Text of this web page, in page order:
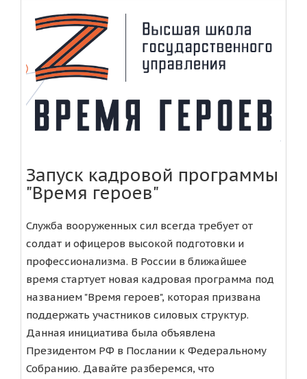
Запуск кадровой программы
"Время героев"
Служба вооруженных сил всегда требует от
солдат и офицеров высокой подготовки и
профессионализма. В России в ближайшее
время стартует новая кадровая программа под
названием "Время героев", которая призвана
поддержать участников силовых структур.
Данная инициатива была объявлена
Президентом РФ в Послании к Федеральному
Собранию. Давайте разберемся, что